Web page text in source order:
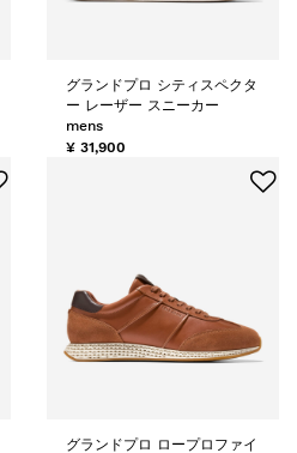
グランドプロ シティスペクタ
ー レーザー スニーカー
mens
¥ 31,900
グランドプロ ロープロファイ